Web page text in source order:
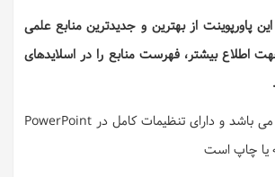
پاورپوینت از بهترین و جدیدترین منابع علمی
اطلاع بیشتر، فهرست منابع را در اسلایدهای
این پاورپوینت دارای می باشد و دارای تنظیمات کامل در PowerPoint
یا چاپ است